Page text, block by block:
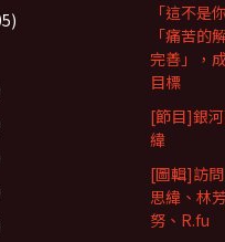
「這不是
「痛苦的
完善」，
目標
[節目]銀
緯
[圖輯]訪
思緯、林
努、R.fu